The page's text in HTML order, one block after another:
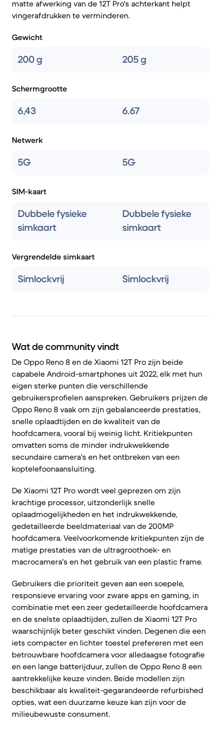
matte afwerking van de 12T Pro's achterkant helpt
vingerafdrukken te verminderen.
Gewicht
200 g 205 g
Schermgrootte
6,43 6.67
Netwerk
5G 5G
SIM-kaart
Dubbele fysieke
simkaart
Dubbele fysieke
simkaart
Vergrendelde simkaart
Simlockvrij Simlockvrij
Wat de community vindt
De Oppo Reno 8 en de Xiaomi 12T Pro zijn beide
capabele Android-smartphones uit 2022, elk met hun
eigen sterke punten die verschillende
gebruikersprofielen aanspreken. Gebruikers prijzen de
Oppo Reno 8 vaak om zijn gebalanceerde prestaties,
snelle oplaadtijden en de kwaliteit van de
hoofdcamera, vooral bij weinig licht. Kritiekpunten
omvatten soms de minder indrukwekkende
secundaire camera's en het ontbreken van een
koptelefoonaansluiting.
De Xiaomi 12T Pro wordt veel geprezen om zijn
krachtige processor, uitzonderlijk snelle
oplaadmogelijkheden en het indrukwekkende,
gedetailleerde beeldmateriaal van de 200MP
hoofdcamera. Veelvoorkomende kritiekpunten zijn de
matige prestaties van de ultragroothoek- en
macrocamera's en het gebruik van een plastic frame.
Gebruikers die prioriteit geven aan een soepele,
responsieve ervaring voor zware apps en gaming, in
combinatie met een zeer gedetailleerde hoofdcamera
en de snelste oplaadtijden, zullen de Xiaomi 12T Pro
waarschijnlijk beter geschikt vinden. Degenen die een
iets compacter en lichter toestel prefereren met een
betrouwbare hoofdcamera voor alledaagse fotografie
en een lange batterijduur, zullen de Oppo Reno 8 een
aantrekkelijke keuze vinden. Beide modellen zijn
beschikbaar als kwaliteit-gegarandeerde refurbished
opties, wat een duurzame keuze kan zijn voor de
milieubewuste consument.